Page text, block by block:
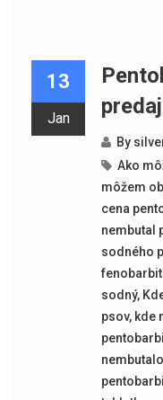
13
Jan
predaj
By
Ako
môžem
cena
nembutal
sodného
sodný,
psov, kde